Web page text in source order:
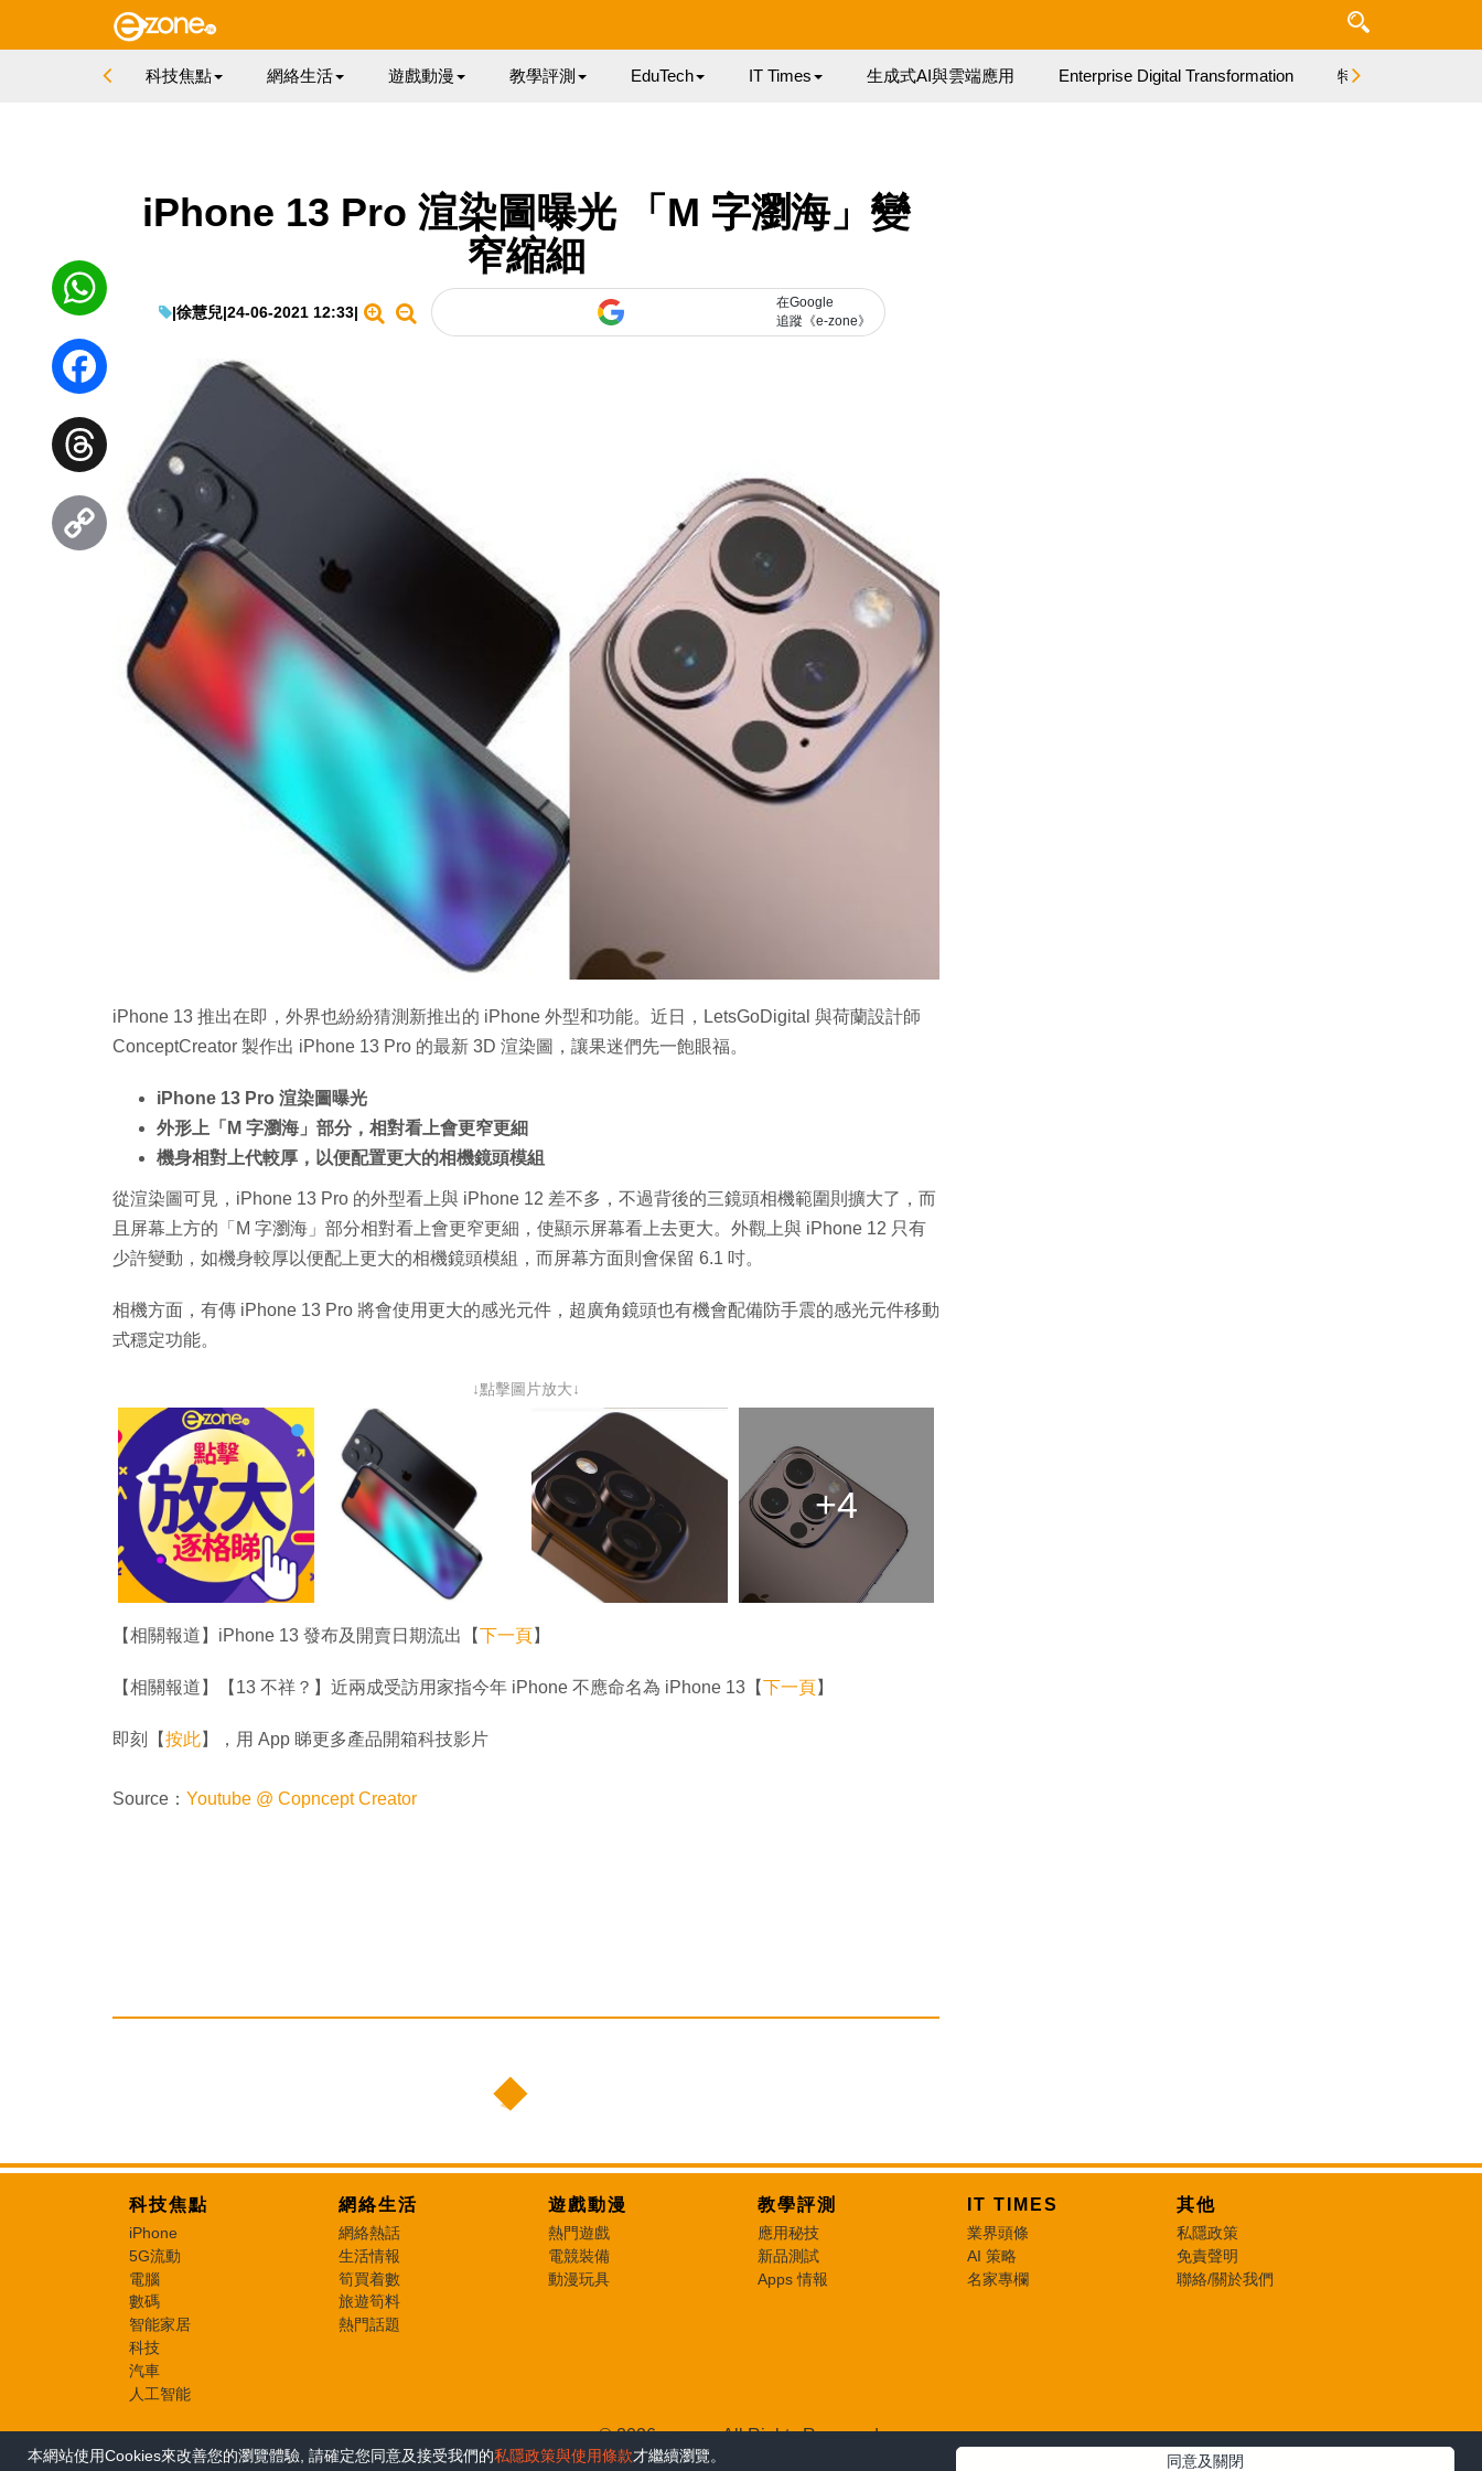
科技焦點 網絡生活 遊戲動漫 教學評測 EduTech IT Times 生成式AI與雲端應用 Enterprise Digital Transformation 特集
iPhone 13 Pro 渲染圖曝光 「M 字瀏海」變
窄縮細
|徐慧兒|24-06-2021 12:33|
在Google
追蹤《e-zone》
iPhone 13 推出在即，外界也紛紛猜測新推出的 iPhone 外型和功能。近日，LetsGoDigital 與荷蘭設計師
ConceptCreator 製作出 iPhone 13 Pro 的最新 3D 渲染圖，讓果迷們先一飽眼福。
iPhone 13 Pro 渲染圖曝光
外形上「M 字瀏海」部分，相對看上會更窄更細
機身相對上代較厚，以便配置更大的相機鏡頭模組
從渲染圖可見，iPhone 13 Pro 的外型看上與 iPhone 12 差不多，不過背後的三鏡頭相機範圍則擴大了，而
且屏幕上方的「M 字瀏海」部分相對看上會更窄更細，使顯示屏幕看上去更大。外觀上與 iPhone 12 只有
少許變動，如機身較厚以便配上更大的相機鏡頭模組，而屏幕方面則會保留 6.1 吋。
相機方面，有傳 iPhone 13 Pro 將會使用更大的感光元件，超廣角鏡頭也有機會配備防手震的感光元件移動
式穩定功能。
↓點擊圖片放大↓
+4
【相關報道】iPhone 13 發布及開賣日期流出【下一頁】
【相關報道】【13 不祥？】近兩成受訪用家指今年 iPhone 不應命名為 iPhone 13【下一頁】
即刻【按此】，用 App 睇更多產品開箱科技影片
Source： Youtube @ Copncept Creator
WhatsApp
Facebook
Threads
科技焦點
iPhone
5G流動
電腦
數碼
智能家居
科技
汽車
人工智能
網絡生活
網絡熱話
生活情報
筍買着數
旅遊筍料
熱門話題
遊戲動漫
熱門遊戲
電競裝備
動漫玩具
教學評測
應用秘技
新品測試
Apps 情報
IT TIMES
業界頭條
AI 策略
名家專欄
其他
私隱政策
免責聲明
聯絡/關於我們
© 2026 e-zone. All Rights Reserved.
本網站使用Cookies來改善您的瀏覽體驗, 請確定您同意及接受我們的私隱政策與使用條款才繼續瀏覽。 同意及關閉